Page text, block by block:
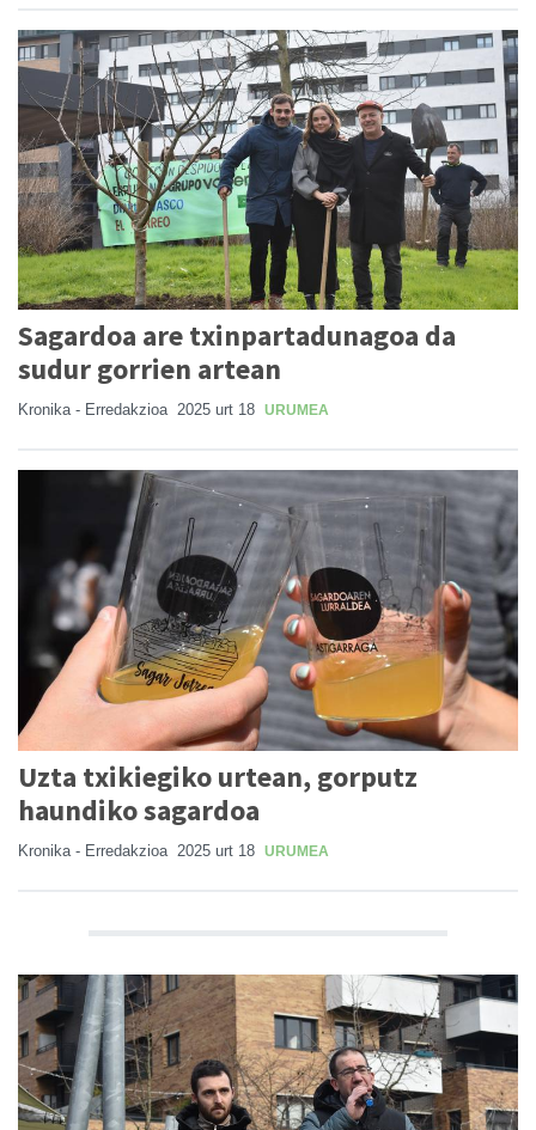
Sagardoa are txinpartadunagoa da
sudur gorrien artean
Kronika - Erredakzioa 2025 urt 18 URUMEA
Uzta txikiegiko urtean, gorputz
haundiko sagardoa
Kronika - Erredakzioa 2025 urt 18 URUMEA